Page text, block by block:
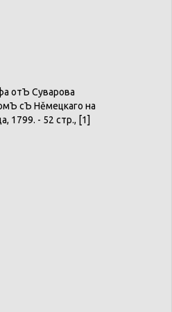
отЪ Суварова
сЪ Нěмецкаго на
, 1799. - 52 стр., [1]